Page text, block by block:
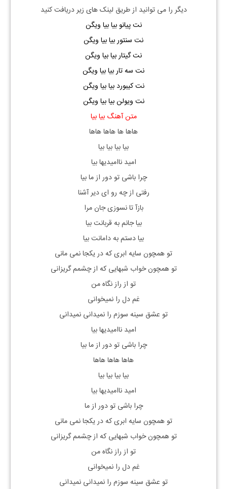
دیگر را می توانید از طریق لینک های زیر دریافت کنید
نت پیانو بیا بیا ویگن
نت سنتور بیا بیا ویگن
نت گیتار بیا بیا ویگن
نت سه تار بیا بیا ویگن
نت کیبورد بیا بیا ویگن
نت ویولن بیا بیا ویگن
متن آهنگ بیا بیا
هاها ها هاها هاها
بیا بیا بیا بیا
امید ناامیدیها بیا
چرا باشی تو دور از ما بیا
رفتی از چه رو ای دیر آشنا
بازآ تا نسوزی جان مرا
بیا جانم به قربانت بیا
بیا دستم به دامانت بیا
تو همچون سایه ابری که در یکجا نمی مانی
تو همچون خواب شبهایی که از چشمم گریزانی
تو از راز نگاه من
غم دل را نمیخوانی
تو عشق سینه سوزم را نمیدانی نمیدانی
امید ناامیدیها بیا
چرا باشی تو دور از ما بیا
هاها هاها هاها
بیا بیا بیا بیا
امید ناامیدیها بیا
چرا باشی تو دور از ما
تو همچون سایه ابری که در یکجا نمی مانی
تو همچون خواب شبهایی که از چشمم گریزانی
تو از راز نگاه من
غم دل را نمیخوانی
تو عشق سینه سوزم را نمیدانی نمیدانی